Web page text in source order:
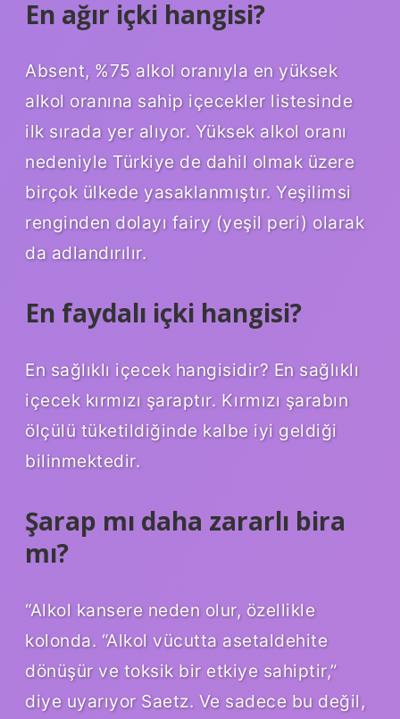
En ağır içki hangisi?
Absent, %75 alkol oranıyla en yüksek
alkol oranına sahip içecekler listesinde
ilk sırada yer alıyor. Yüksek alkol oranı
nedeniyle Türkiye de dahil olmak üzere
birçok ülkede yasaklanmıştır. Yeşilimsi
renginden dolayı fairy (yeşil peri) olarak
da adlandırılır.
En faydalı içki hangisi?
En sağlıklı içecek hangisidir? En sağlıklı
içecek kırmızı şaraptır. Kırmızı şarabın
ölçülü tüketildiğinde kalbe iyi geldiği
bilinmektedir.
Şarap mı daha zararlı bira
mı?
“Alkol kansere neden olur, özellikle
kolonda. “Alkol vücutta asetaldehite
dönüşür ve toksik bir etkiye sahiptir,”
diye uyarıyor Saetz. Ve sadece bu değil,